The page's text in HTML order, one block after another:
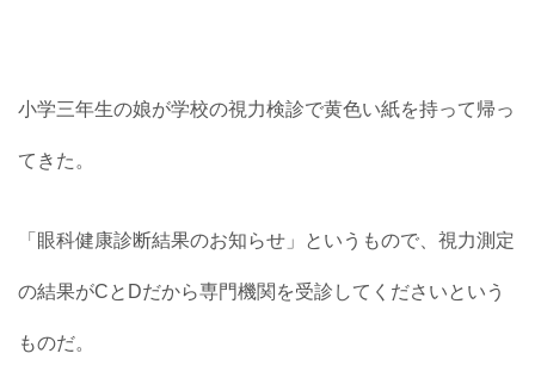
小学三年生の娘が学校の視力検診で黄色い紙を持って帰っ
てきた。
「眼科健康診断結果のお知らせ」というもので、視力測定
の結果がCとDだから専門機関を受診してくださいという
ものだ。